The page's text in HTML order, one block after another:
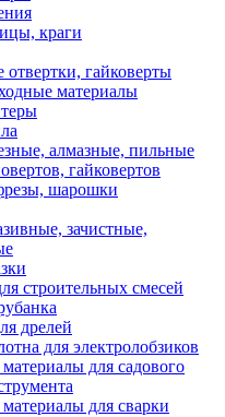
краги
гайковерты
материалы
алмазные, пильные
гайковертов
шарошки
зачистные,
строительных смесей
дрелей
для электролобзиков
для садового
для сварки